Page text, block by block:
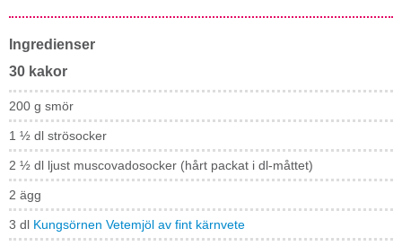
Ingredienser
30 kakor
200 g smör
1 ½ dl strösocker
2 ½ dl ljust muscovadosocker (hårt packat i dl-måttet)
2 ägg
3 dl Kungsörnen Vetemjöl av fint kärnvete